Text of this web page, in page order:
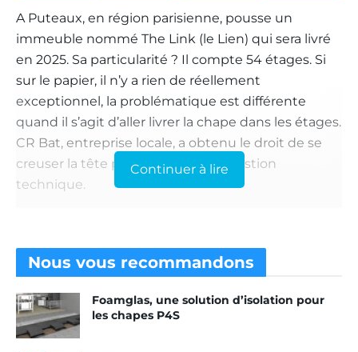
A Puteaux, en région parisienne, pousse un
immeuble nommé The Link (le Lien) qui sera livré
en 2025. Sa particularité ? Il compte 54 étages. Si
sur le papier, il n’y a rien de réellement
exceptionnel, la problématique est différente
quand il s’agit d’aller livrer la chape dans les étages.
CR Bat, entreprise locale, a obtenu le droit de se
creuser la tête pour résoudre la question
technique.
traiter, explique Christophe Rodrigues, gérant de
l’entreprise. Ce chantier est traité en chape
traditionnelle, mise en œuvre sur différentes
solutions acoustiques. Nous traitons les parties
communes du bâtiment, celles des ascenseurs,
Continuer à lire
Nous vous recommandons
Foamglas, une solution d’isolation pour
les chapes P4S